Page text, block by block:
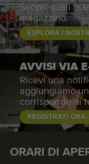
Scopri quali
magazzino.
ESPLORA I
AVVISI VIA
Ricevi una
aggiungiamo
corrisponde ai
REGISTRATI ORA
ORARI DI